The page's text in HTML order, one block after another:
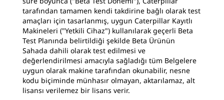
tarafından tamamen kendi takdirine bağlı olarak test
amaçları için tasarlanmış, uygun Caterpillar Kayıtlı
Makineleri ("Yetkili Cihaz") kullanılarak geçerli Beta
Test Planında belirtildiği şekilde Beta Ürünün
Sahada dahili olarak test edilmesi ve
değerlendirilmesi amacıyla sağladığı tüm Belgelere
uygun olarak makine tarafından okunabilir, nesne
kodu biçiminde münhasır olmayan, aktarılamaz, alt
lisansı verilemez bir lisans verir.